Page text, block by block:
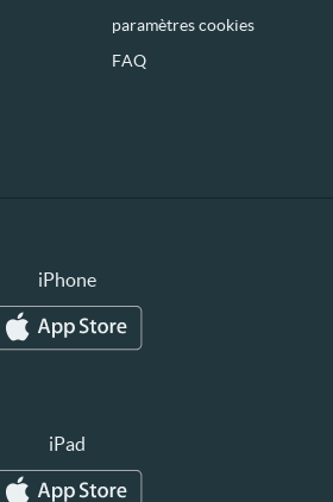
paramètres cookies
FAQ
iPhone
iPad